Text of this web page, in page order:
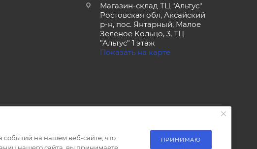
Магазин-склад ТЦ "Альтус"
Ростовская обл, Аксайский
р-н, пос. Янтарный, Малое
Зеленое Кольцо, 3, ТЦ
"Альтус" 1 этаж
Показать на карте
на нашем веб-сайте, что
ПРИНИМАЮ